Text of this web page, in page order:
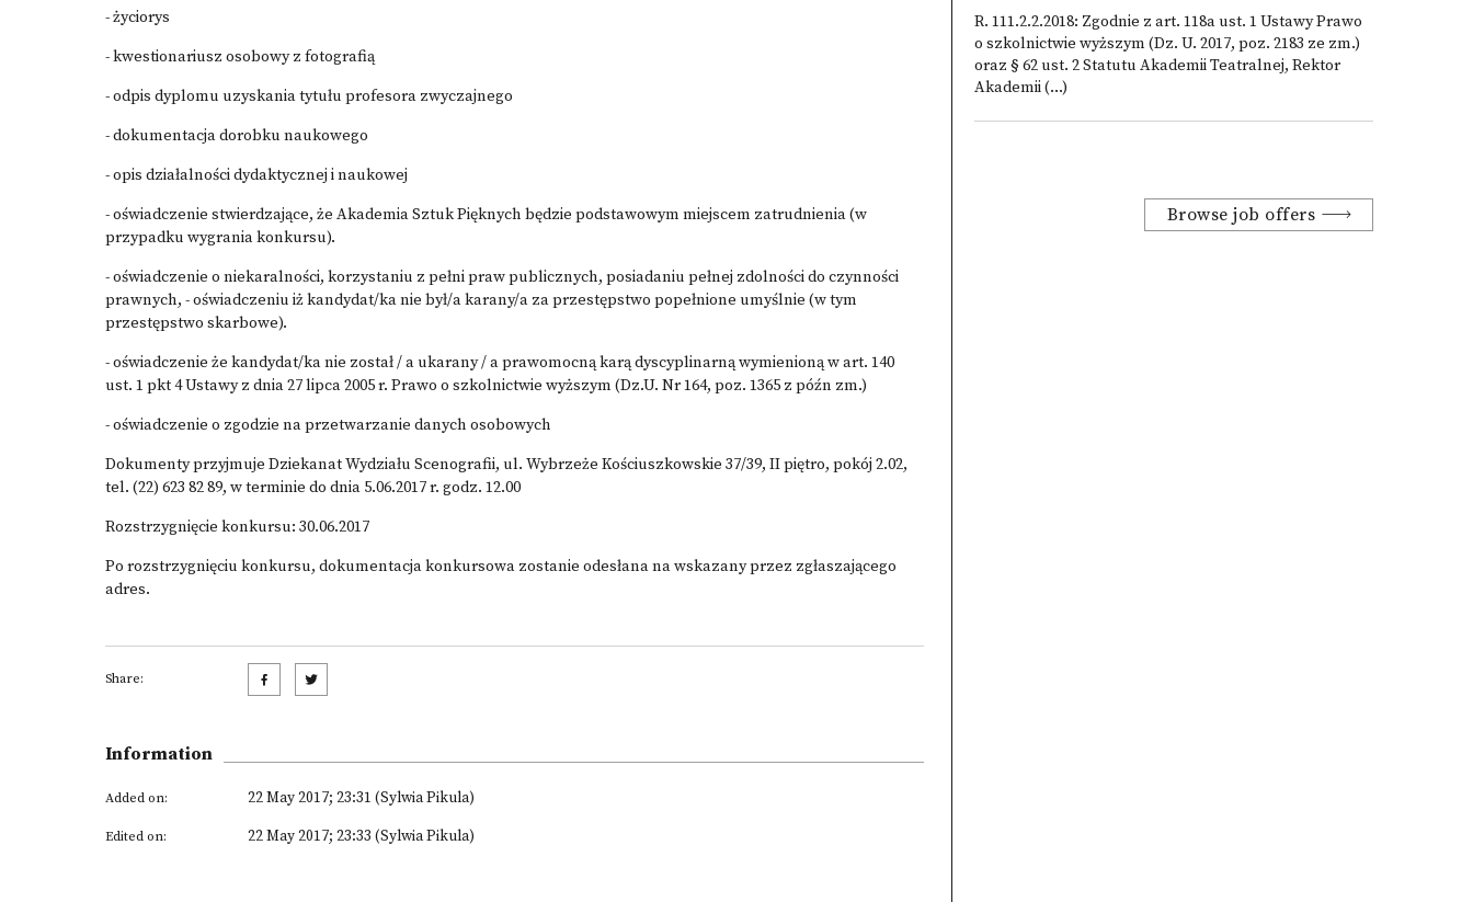
- życiorys
- kwestionariusz osobowy z fotografią
- odpis dyplomu uzyskania tytułu profesora zwyczajnego
- dokumentacja dorobku naukowego
- opis działalności dydaktycznej i naukowej
- oświadczenie stwierdzające, że Akademia Sztuk Pięknych będzie podstawowym miejscem zatrudnienia (w
przypadku wygrania konkursu).
- oświadczenie o niekaralności, korzystaniu z pełni praw publicznych, posiadaniu pełnej zdolności do czynności
prawnych, - oświadczeniu iż kandydat/ka nie był/a karany/a za przestępstwo popełnione umyślnie (w tym
przestępstwo skarbowe).
- oświadczenie że kandydat/ka nie został / a ukarany / a prawomocną karą dyscyplinarną wymienioną w art. 140
ust. 1 pkt 4 Ustawy z dnia 27 lipca 2005 r. Prawo o szkolnictwie wyższym (Dz.U. Nr 164, poz. 1365 z późn zm.)
- oświadczenie o zgodzie na przetwarzanie danych osobowych
Dokumenty przyjmuje Dziekanat Wydziału Scenografii, ul. Wybrzeże Kościuszkowskie 37/39, II piętro, pokój 2.02,
tel. (22) 623 82 89, w terminie do dnia 5.06.2017 r. godz. 12.00
Rozstrzygnięcie konkursu: 30.06.2017
Po rozstrzygnięciu konkursu, dokumentacja konkursowa zostanie odesłana na wskazany przez zgłaszającego
adres.
Share:
Information
Added on: 22 May 2017; 23:31 (Sylwia Pikula)
Edited on: 22 May 2017; 23:33 (Sylwia Pikula)
R. 111.2.2.2018: Zgodnie z art. 118a ust. 1 Ustawy Prawo
o szkolnictwie wyższym (Dz. U. 2017, poz. 2183 ze zm.)
oraz § 62 ust. 2 Statutu Akademii Teatralnej, Rektor
Akademii (...)
Browse job offers